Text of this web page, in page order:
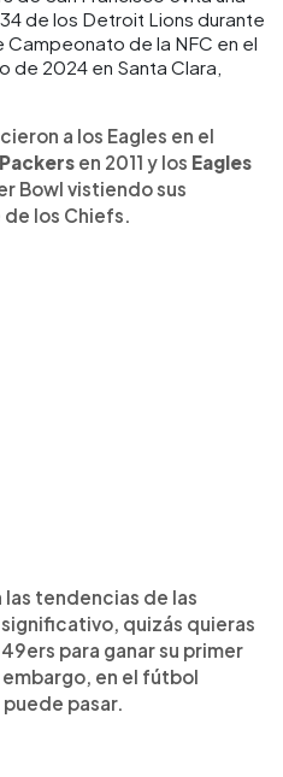
de los Detroit Lions durante
de la NFC en el
de 2024 en Santa Clara,
a los Eagles en el
Packers en 2011 y los Eagles
Bowl vistiendo sus
los Chiefs.
las tendencias de las
quizás quieras
para ganar su primer
embargo, en el fútbol
pasar.